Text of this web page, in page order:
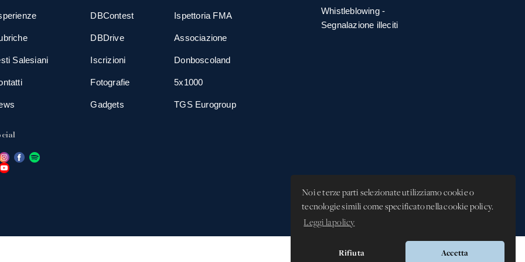
Noi e terze parti selezionate utilizziamo cookie o
tecnologie simili come specificato nella cookie policy.
Leggi la policy
Rifiuta Accetta
Salesiani
DBContest
DBDrive
Iscrizioni
Fotografie
Gadgets
Ispettoria FMA
Associazione
Donboscoland
5x1000
TGS Eurogroup
Whistleblowing -
Segnalazione illeciti